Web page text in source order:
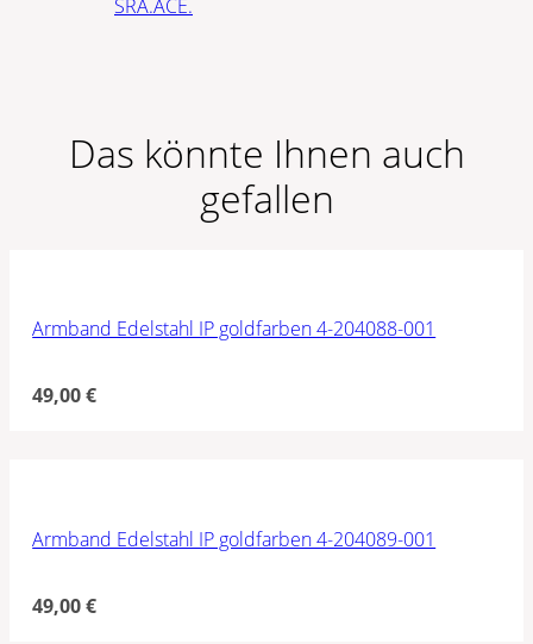
SRA.ACE.
Das könnte Ihnen auch
gefallen
Armband Edelstahl IP goldfarben 4-204088-001
49,00€
Armband Edelstahl IP goldfarben 4-204089-001
49,00€